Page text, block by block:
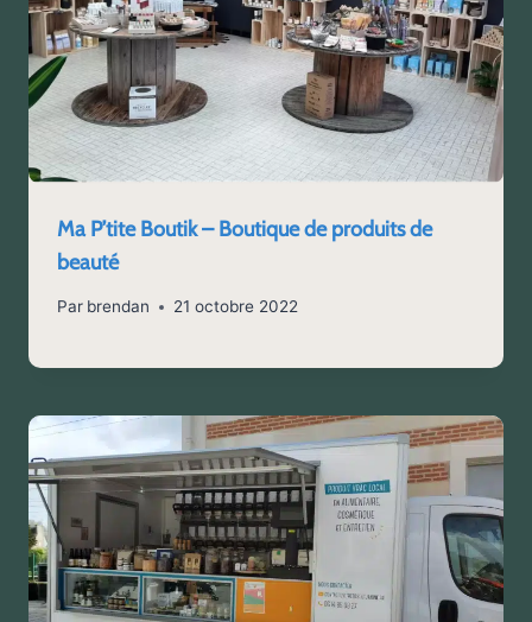
Ma P’tite Boutik – Boutique de produits de
beauté
Par brendan 21 octobre 2022